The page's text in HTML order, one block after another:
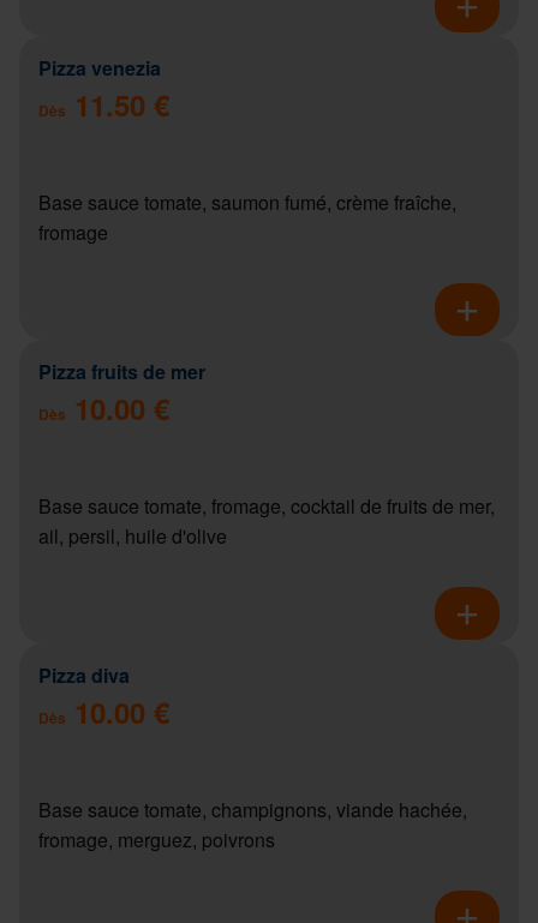
Pizza venezia
Dès 11.50 €
Base sauce tomate, saumon fumé, crème fraîche,
fromage
Pizza fruits de mer
Dès 10.00 €
Base sauce tomate, fromage, cocktail de fruits de mer,
ail, persil, huile d'olive
Pizza diva
Dès 10.00 €
Base sauce tomate, champignons, viande hachée,
fromage, merguez, poivrons